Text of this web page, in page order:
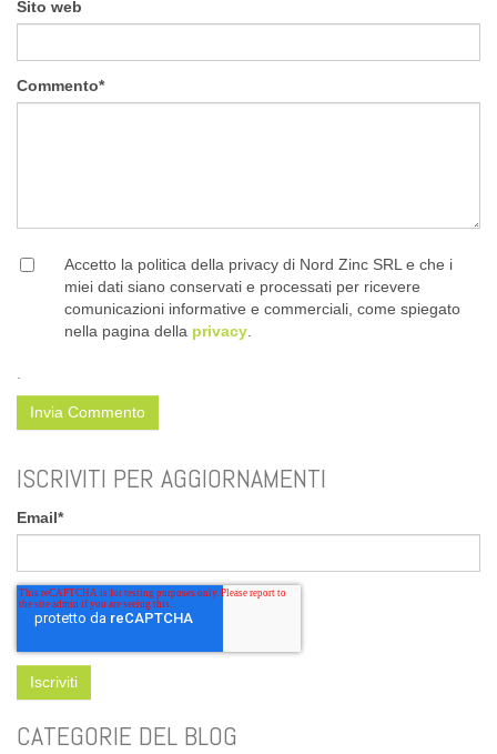
Sito web
Commento*
Accetto la politica della privacy di Nord Zinc SRL e che i
miei dati siano conservati e processati per ricevere
comunicazioni informative e commerciali, come spiegato
nella pagina della privacy
ISCRIVITI PER AGGIORNAMENTI
Email*
CATEGORIE DEL BLOG